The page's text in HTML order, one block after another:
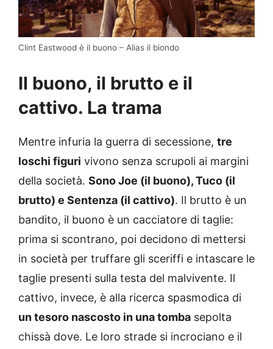
Clint Eastwood è il buono – Alias il biondo
Il buono, il brutto e il
cattivo. La trama
Mentre infuria la guerra di secessione, tre
loschi figuri vivono senza scrupoli ai margini
della società. Sono Joe (il buono), Tuco (il
brutto) e Sentenza (il cattivo). Il brutto è un
bandito, il buono è un cacciatore di taglie:
prima si scontrano, poi decidono di mettersi
in società per truffare gli sceriffi e intascare le
taglie presenti sulla testa del malvivente. Il
cattivo, invece, è alla ricerca spasmodica di
un tesoro nascosto in una tomba sepolta
chissà dove. Le loro strade si incrociano e il